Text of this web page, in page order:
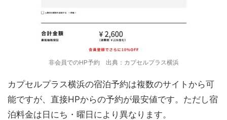
非会員でのHP予約 出典：カプセルプラス横浜
カプセルプラス横浜の宿泊予約は複数のサイトから可
能ですが、直接HPからの予約が最安値です。ただし宿
泊料金は日にち・曜日により異なります。